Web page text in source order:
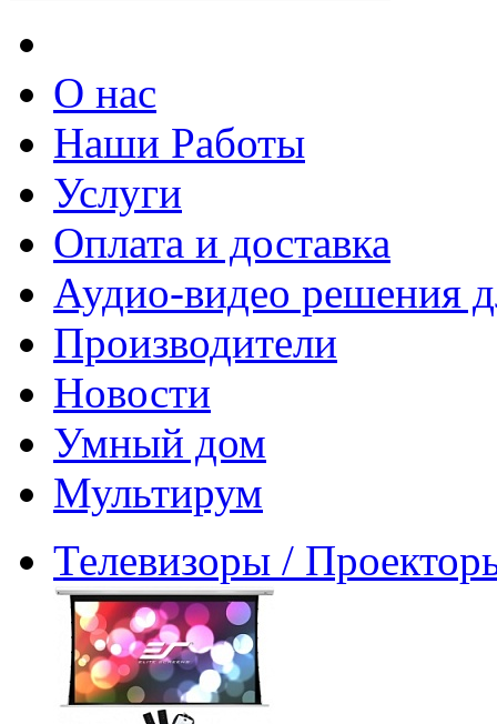
О нас
Наши Работы
Услуги
Оплата и доставка
Аудио-видео решения
Производители
Новости
Умный дом
Мультирум
Телевизоры /